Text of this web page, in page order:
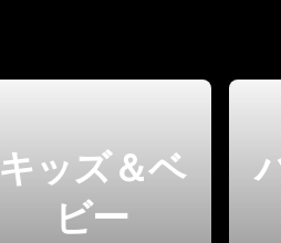
キッズ＆ベ
ビー